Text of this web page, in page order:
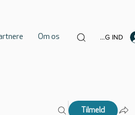
Om os LOG IND
Tilmeld